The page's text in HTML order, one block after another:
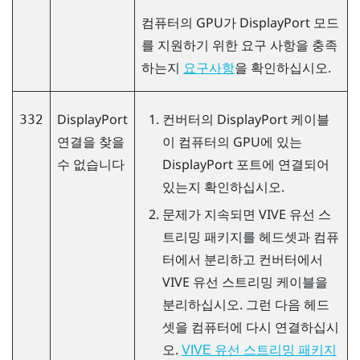
컴퓨터의 GPU가 DisplayPort 모드
를 지원하기 위한 요구 사항을 충족
하는지 요구사항을 확인하십시오.
332
DisplayPort
연결을 찾을
수 없습니다
컨버터의 DisplayPort케이블
이 컴퓨터의 GPU에 있는
DisplayPort포트에 연결되어
있는지 확인하십시오.
문제가 지속되면 VIVE 유선 스
트리밍 패키지를 헤드셋과 컴퓨
터에서 분리하고 컨버터에서
VIVE 유선 스트리밍 케이블을
분리하십시오. 그런 다음 헤드
셋을 컴퓨터에 다시 연결하십시
오. VIVE 유선 스트리밍 패키지